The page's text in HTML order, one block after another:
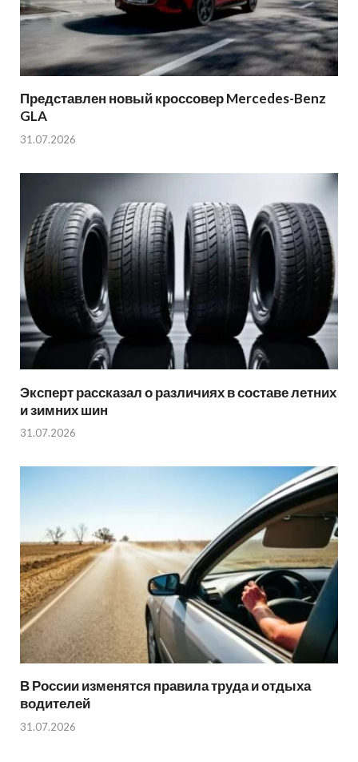
Представлен новый кроссовер Mercedes-Benz
GLA
31.07.2026
Эксперт рассказал о различиях в составе летних
и зимних шин
31.07.2026
В России изменятся правила труда и отдыха
водителей
31.07.2026